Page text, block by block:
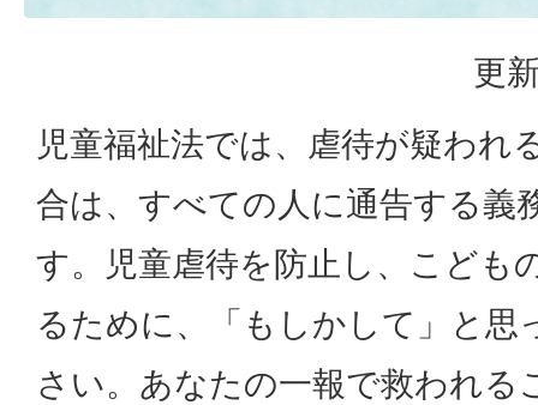
更
児童福祉法では、虐待が疑われ
合は、すべての人に通告する義
す。児童虐待を防止し、こども
るために、「もしかして」と思
さい。あなたの一報で救われる